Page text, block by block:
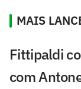
MAIS
Fittipaldi
com